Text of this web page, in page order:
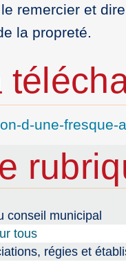
remercier et
la propreté.
d-une-fresque-
conseil municipal
tous
régies et